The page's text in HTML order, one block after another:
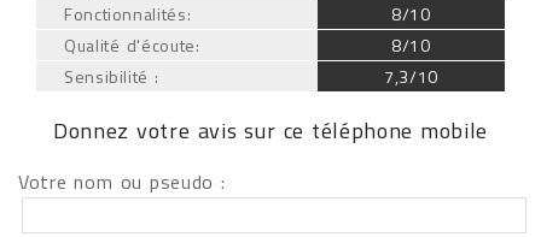
Fonctionnalités:
Qualité d'écoute:
Sensibilité :
8/10
8/10
7,3/10
Donnez votre avis sur ce téléphone mobile
Votre nom ou pseudo :